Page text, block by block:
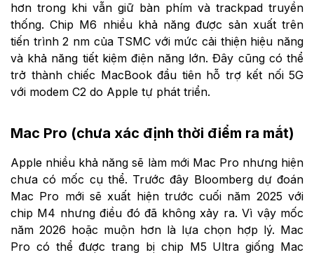
hơn trong khi vẫn giữ bàn phím và trackpad truyền
thống. Chip M6 nhiều khả năng được sản xuất trên
tiến trình 2 nm của TSMC với mức cải thiện hiệu năng
và khả năng tiết kiệm điện năng lớn. Đây cũng có thể
trở thành chiếc MacBook đầu tiên hỗ trợ kết nối 5G
với modem C2 do Apple tự phát triển.
Mac Pro (chưa xác định thời điểm ra mắt)
Apple nhiều khả năng sẽ làm mới Mac Pro nhưng hiện
chưa có mốc cụ thể. Trước đây Bloomberg dự đoán
Mac Pro mới sẽ xuất hiện trước cuối năm 2025 với
chip M4 nhưng điều đó đã không xảy ra. Vì vậy mốc
năm 2026 hoặc muộn hơn là lựa chọn hợp lý. Mac
Pro có thể được trang bị chip M5 Ultra giống Mac